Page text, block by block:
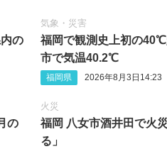
の
気象・災害
福岡で観測史上初の
市で気温40.2℃
福岡県 2026年8月3日14:23
の
火災
福岡 八女市酒井田で火
る」